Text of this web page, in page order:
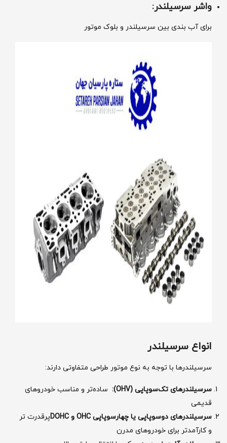
واشر سرسیلندر:
برای آب ‌بندی بین سرسیلندر و بلوک موتور
انواع سرسیلندر
سرسیلندرها با توجه به نوع موتور طراحی متفاوتی دارند:
سرسیلندرهای تک‌سوپاپی (OHV):
ساده‌تر و مناسب خودروهای
قدیمی
سرسیلندرهای دو‌سوپاپی یا چهار‌سوپاپی
و
پرقدرت ‌تر
و کارآمدتر برای خودروهای مدرن